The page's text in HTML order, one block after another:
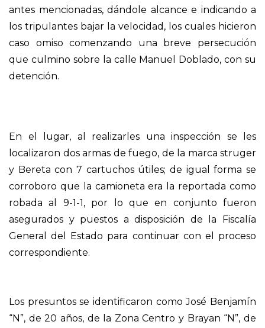
antes mencionadas, dándole alcance e indicando a
los tripulantes bajar la velocidad, los cuales hicieron
caso omiso comenzando una breve persecución
que culmino sobre la calle Manuel Doblado, con su
detención.
En el lugar, al realizarles una inspección se les
localizaron dos armas de fuego, de la marca struger
y Bereta con 7 cartuchos útiles; de igual forma se
corroboro que la camioneta era la reportada como
robada al 9-1-1, por lo que en conjunto fueron
asegurados y puestos a disposición de la Fiscalía
General del Estado para continuar con el proceso
correspondiente.
Los presuntos se identificaron como José Benjamín
“N”, de 20 años, de la Zona Centro y Brayan “N”, de